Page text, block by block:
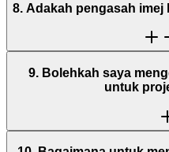
8. Adakah pengasah
9. Bolehkah saya
untuk